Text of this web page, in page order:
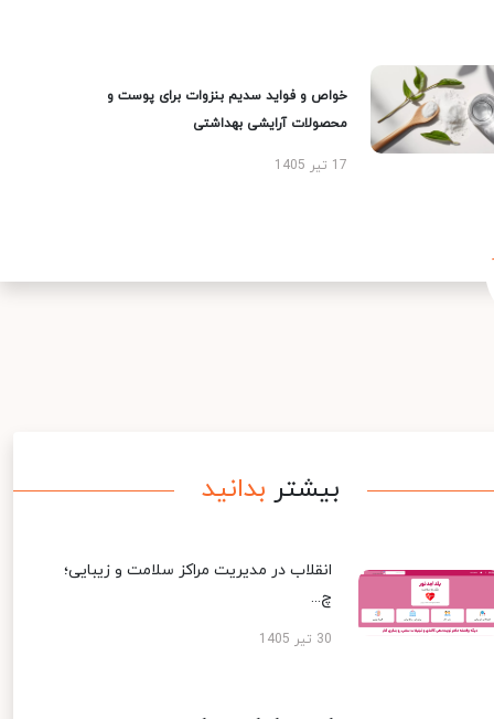
خواص و فواید سدیم بنزوات برای پوست و
محصولات آرایشی بهداشتی
17 تیر 1405
بیشتر بدانید
انقلاب در مدیریت مراکز سلامت و زیبایی؛
چ...
30 تیر 1405